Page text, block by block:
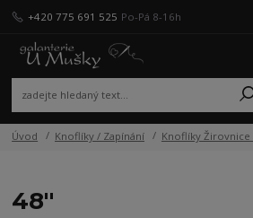
+420 775 691 525 Po-Pá 8-16h
Úvod Knoflíky / Zapínání Knoflíky Žirovnice
48"